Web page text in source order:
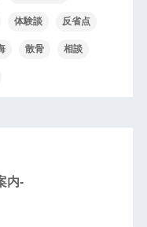
体験談 反省点
散骨 相談
内-